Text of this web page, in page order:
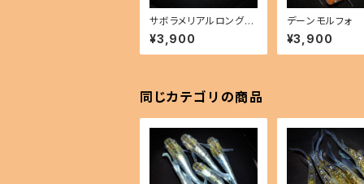
サボラメリアルロングフ
ィン （2026年産ま
れ） オス1 メス3(現物出
品) ikahoff B-0802-
¥3,900
デーンモルフォ
ングワイドフィ
年産まれ） オス
(現物出品)
¥3,900
同じカテゴリの商品